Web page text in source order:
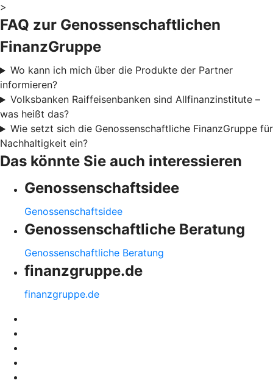
>
FAQ zur Genossenschaftlichen
FinanzGruppe
Wo kann ich mich über die Produkte der Partner
informieren?
Volksbanken Raiffeisenbanken sind Allfinanzinstitute –
was heißt das?
Wie setzt sich die Genossenschaftliche FinanzGruppe für
Nachhaltigkeit ein?
Das könnte Sie auch interessieren
Genossenschaftsidee
Genossenschaftsidee
Genossenschaftliche Beratung
Genossenschaftliche Beratung
finanzgruppe.de
finanzgruppe.de